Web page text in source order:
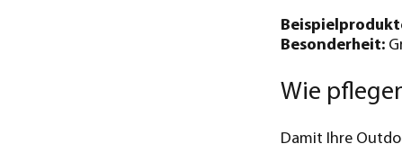
Besonderheit:
Wie
Damit Ihre